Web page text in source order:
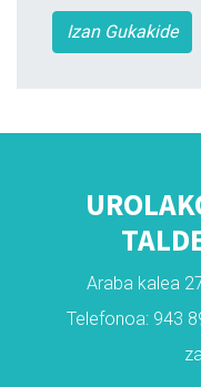
Izan Gukakide
Araba kalea
Telefonoa: 943